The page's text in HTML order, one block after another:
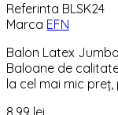
Referinta BLSK24
Marca EFN
Balon Latex
Baloane de
la cel mai mic